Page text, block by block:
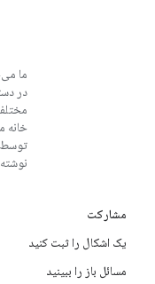
ما
در
خانه
مشارکت
یک اشکال را ثبت کنید
مسائل باز را ببینید